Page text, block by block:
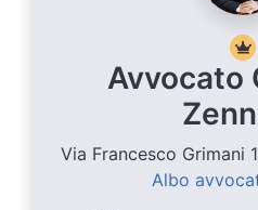
Avvocato
Via Francesco Grimani
Albo